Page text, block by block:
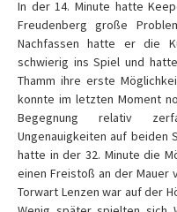
In der 14. Minute hatte
Freudenberg große
Nachfassen hatte er die
schwierig ins Spiel und
Thamm ihre erste
konnte im letzten Moment
Begegnung relativ
Ungenauigkeiten auf beiden
hatte in der 32. Minute die
einen Freistoß an der
Torwart Lenzen war auf der